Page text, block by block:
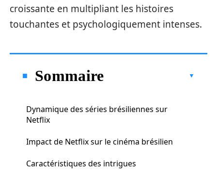
croissante en multipliant les histoires
touchantes et psychologiquement intenses.
Sommaire
Dynamique des séries brésiliennes sur
Netflix
Impact de Netflix sur le cinéma brésilien
Caractéristiques des intrigues